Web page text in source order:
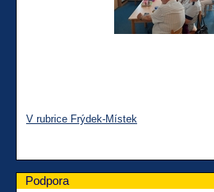
V rubrice Frýdek-Místek
Podpora